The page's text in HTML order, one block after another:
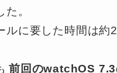
た。
ルに要した時間は約
前回のwatchOS 7.3